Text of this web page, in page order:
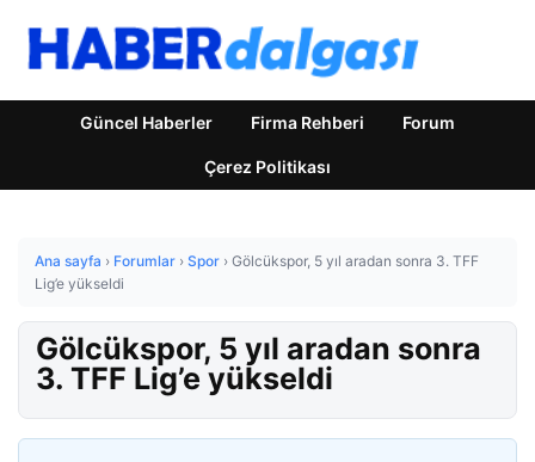
Güncel Haberler Firma Rehberi Forum
Çerez Politikası
Ana sayfa › Forumlar › Spor › Gölcükspor, 5 yıl aradan sonra 3. TFF
Lig’e yükseldi
Gölcükspor, 5 yıl aradan sonra
3. TFF Lig’e yükseldi